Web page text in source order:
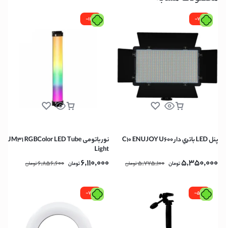
-7%
پنل LED باتري دار C10 ENUJOY U600
5,350,000تومان 5,775,100تومان
-11%
نور باتومی JM31 RGBColor LED Tube
Light
6,110,000تومان 6,856,600تومان
-5%
-7%